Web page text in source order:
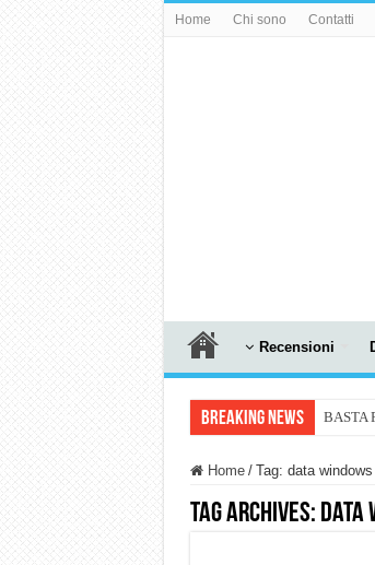
Home Chi sono Contatti
Recensioni
Breaking News BASTA
Home / Tag: data
Tag Archives: data